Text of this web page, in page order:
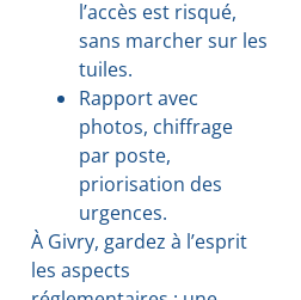
l’accès est risqué,
sans marcher sur les
tuiles.
Rapport avec
photos, chiffrage
par poste,
priorisation des
urgences.
À Givry, gardez à l’esprit
les aspects